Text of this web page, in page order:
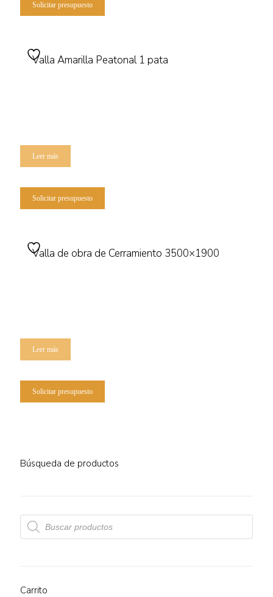
Solicitar presupuesto
Valla Amarilla Peatonal 1 pata
Leer más
Solicitar presupuesto
Valla de obra de Cerramiento 3500×1900
Leer más
Solicitar presupuesto
Búsqueda de productos
Búsqueda
de
productos
Carrito